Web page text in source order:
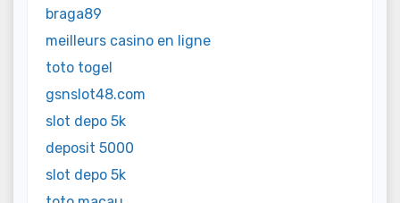
braga89
meilleurs casino en ligne
toto togel
gsnslot48.com
slot depo 5k
deposit 5000
slot depo 5k